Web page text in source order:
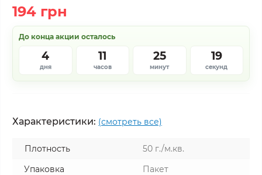
194 грн
До конца акции осталось
4
дня
11
часов
25
минут
18
секунд
Характеристики: (смотреть все)
Плотность
50 г./м.кв.
Упаковка
Пакет